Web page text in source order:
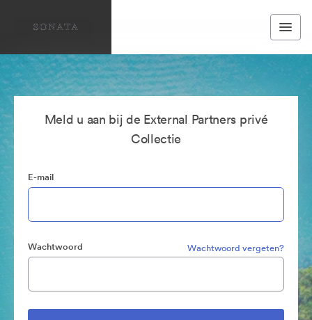
Meld u aan bij de External Partners privé
Collectie
E-mail
Wachtwoord Wachtwoord vergeten?